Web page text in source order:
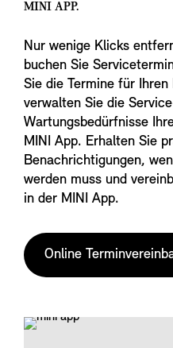
MINI APP.
Nur wenige Klicks
buchen Sie
Sie die Termine für
verwalten Sie die
Wartungsbedürfnisse
MINI App. Erhalten Sie
Benachrichtigungen,
werden muss und
in der MINI App.
Online